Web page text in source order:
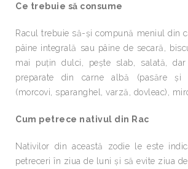
Ce trebuie să consume
Racul trebuie să-şi compună meniul din
pâine integrală sau pâine de secară,
mai puţin dulci, peşte slab, salată, dar
preparate din carne albă (pasăre şi
(morcovi, sparanghel, varză, dovleac),
Cum petrece nativul din Rac
Nativilor din această zodie le este
petreceri în ziua de luni şi să evite ziua de